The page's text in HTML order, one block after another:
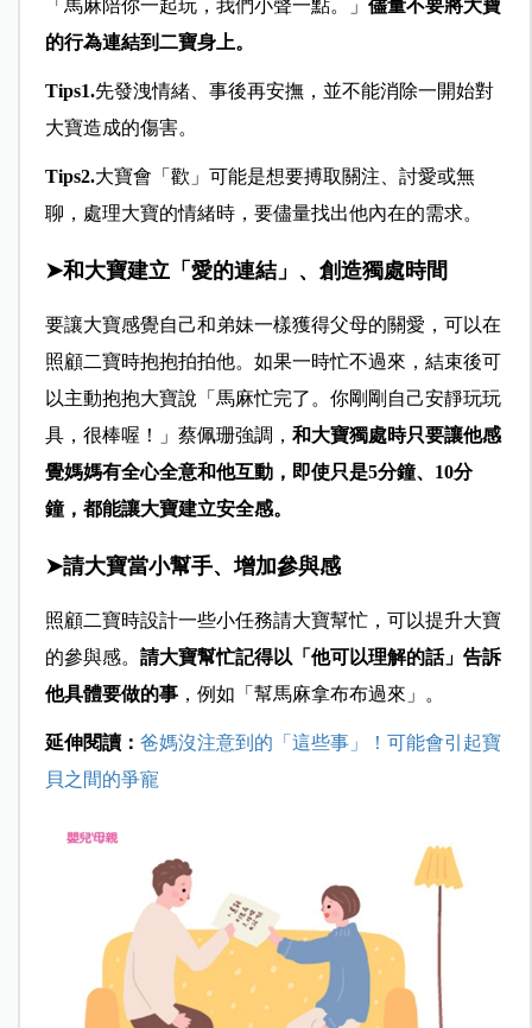
「馬麻陪你一起玩，我們小聲一點。」 儘量不要將大寶
的行為連結到二寶身上。
Tips1.先發洩情緒、事後再安撫，並不能消除一開始對
大寶造成的傷害。
Tips2.大寶會「歡」可能是想要搏取關注、討愛或無
聊，處理大寶的情緒時，要儘量找出他內在的需求。
➤和大寶建立「愛的連結」、創造獨處時間
要讓大寶感覺自己和弟妹一樣獲得父母的關愛，可以在
照顧二寶時抱抱拍拍他。如果一時忙不過來，結束後可
以主動抱抱大寶說「馬麻忙完了。你剛剛自己安靜玩玩
具，很棒喔！」蔡佩珊強調， 和大寶獨處時只要讓他感
覺媽媽有全心全意和他互動，即使只是5分鐘、10分
鐘，都能讓大寶建立安全感。
➤請大寶當小幫手、增加參與感
照顧二寶時設計一些小任務請大寶幫忙，可以提升大寶
的參與感。 請大寶幫忙記得以「他可以理解的話」告訴
他具體要做的事，例如「幫馬麻拿布布過來」。
延伸閱讀： 爸媽沒注意到的「這些事」！可能會引起寶
貝之間的爭寵